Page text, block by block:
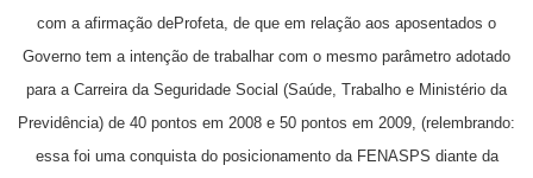
com a afirmação deProfeta, de que em relação aos aposentados o
Governo tem a intenção de trabalhar com o mesmo parâmetro adotado
para a Carreira da Seguridade Social (Saúde, Trabalho e Ministério da
Previdência) de 40 pontos em 2008 e 50 pontos em 2009, (relembrando:
essa foi uma conquista do posicionamento da FENASPS diante da